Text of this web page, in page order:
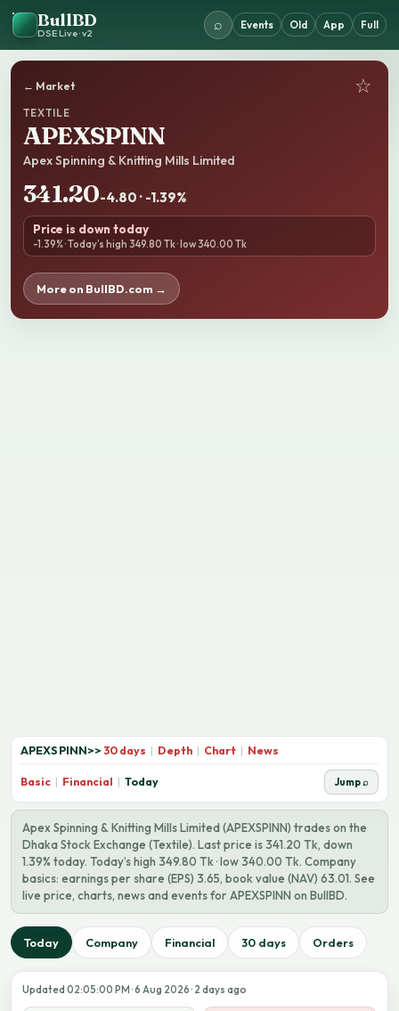
BullBD
DSE Live · v2
⌕ Events Old App Full
← Market ☆
TEXTILE
APEXSPINN
Apex Spinning & Knitting Mills Limited
341.20-4.80 · -1.39%
Price is down today
-1.39% · Today’s high 349.80 Tk · low 340.00 Tk
More on BullBD.com →
APEXSPINN>> 30 days | Depth | Chart | News
Basic | Financial | Today Jump ⌕
Apex Spinning & Knitting Mills Limited (APEXSPINN) trades on the
Dhaka Stock Exchange (Textile). Last price is 341.20 Tk, down
1.39% today. Today’s high 349.80 Tk · low 340.00 Tk. Company
basics: earnings per share (EPS) 3.65, book value (NAV) 63.01. See
live price, charts, news and events for APEXSPINN on BullBD.
Today Company Financial 30 days Orders
Updated 02:05:00 PM · 6 Aug 2026 · 2 days ago